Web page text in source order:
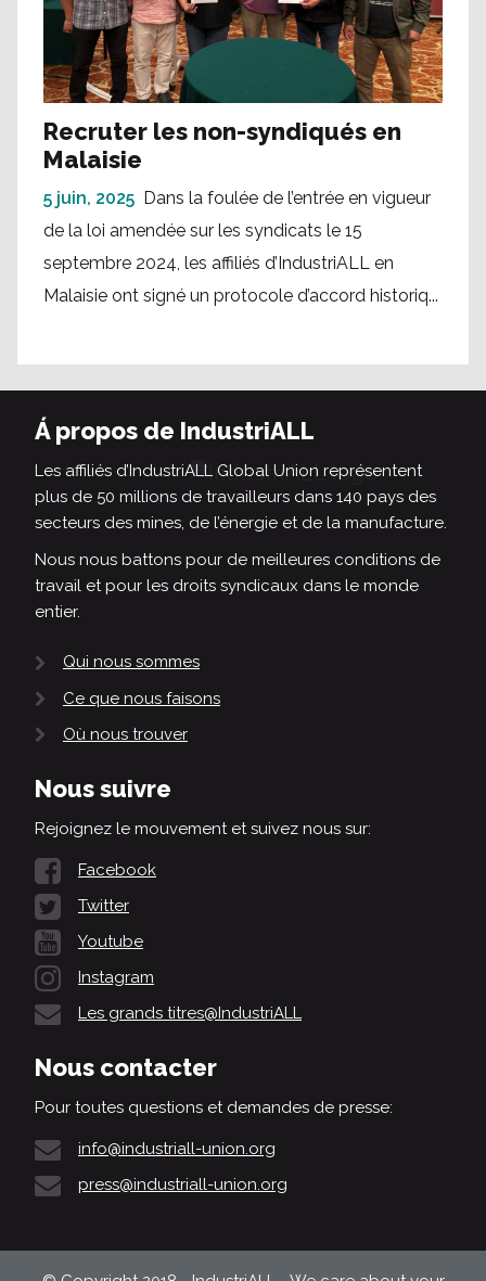
Recruter les non-syndiqués en
Malaisie
5 juin, 2025 Dans la foulée de l’entrée en vigueur
de la loi amendée sur les syndicats le 15
septembre 2024, les affiliés d’IndustriALL en
Malaisie ont signé un protocole d’accord historiq...
Á propos de IndustriALL
Les affiliés d’IndustriALL Global Union représentent
plus de 50 millions de travailleurs dans 140 pays des
secteurs des mines, de l’énergie et de la manufacture.
Nous nous battons pour de meilleures conditions de
travail et pour les droits syndicaux dans le monde
entier.
Qui nous sommes
Ce que nous faisons
Où nous trouver
Nous suivre
Rejoignez le mouvement et suivez nous sur:
Facebook
Twitter
Youtube
Instagram
Les grands titres@IndustriALL
Nous contacter
Pour toutes questions et demandes de presse:
info@industriall-union.org
press@industriall-union.org